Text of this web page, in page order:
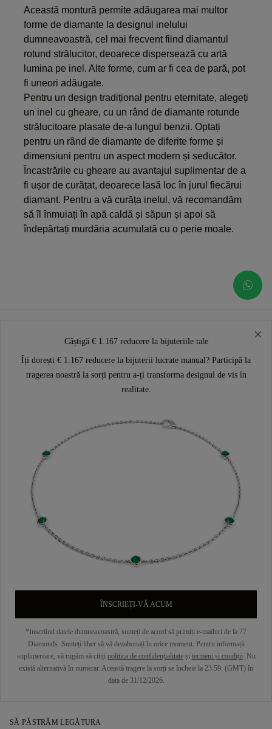
Această montură permite adăugarea mai multor
forme de diamante la designul inelului
dumneavoastră, cel mai frecvent fiind diamantul
rotund strălucitor, deoarece dispersează cu artă
lumina pe inel. Alte forme, cum ar fi cea de pară, pot
fi uneori adăugate.
Pentru un design tradițional pentru eternitate, alegeți
un inel cu gheare, cu un rând de diamante rotunde
strălucitoare plasate de-a lungul benzii. Optați
pentru un rând de diamante de diferite forme și
dimensiuni pentru un aspect modern și seducător.
Încastrările cu gheare au avantajul suplimentar de a
fi ușor de curățat, deoarece lasă loc în jurul fiecărui
diamant. Pentru a vă curăța inelul, vă recomandăm
să îl înmuiați în apă caldă și săpun și apoi să
îndepărtați murdăria acumulată cu o perie moale.
Câștigă € 1.167 reducere la bijuteriile tale
Îți dorești € 1.167 reducere la bijuterii lucrate manual? Participă la
tragerea noastră la sorți pentru a-ți transforma designul de vis în
realitate.
ÎNSCRIEȚI-VĂ ACUM
*Inscriind datele dumneavoastră, sunteți de acord să primiți e-mailuri de la 77
Diamonds. Sunteți liber să vă dezabonați în orice moment. Pentru informații
suplimentare, vă rugăm să citiți politica de confidențialitateși termeni și condiții. Nu
există alternativă în numerar. Această tragere la sorți se încheie la 23:59. (GMT) în
data de 31/12/2026.
SĂ PĂSTRĂM LEGĂTURA